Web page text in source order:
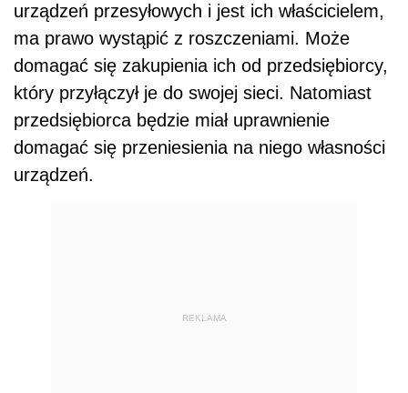
urządzeń przesyłowych i jest ich właścicielem,
ma prawo wystąpić z roszczeniami. Może
domagać się zakupienia ich od przedsiębiorcy,
który przyłączył je do swojej sieci. Natomiast
przedsiębiorca będzie miał uprawnienie
domagać się przeniesienia na niego własności
urządzeń.
REKLAMA